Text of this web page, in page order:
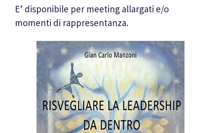
E’ disponibile per meeting allargati e/o
momenti di rappresentanza.